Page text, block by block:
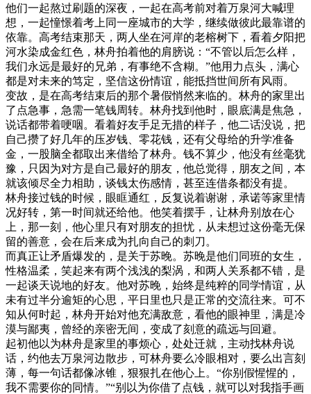
他们一起熬过刷题的深夜，一起在高考前对着万泉河大喊理
想，一起憧憬着考上同一座城市的大学，继续做彼此最靠谱的
依靠。高考结束那天，两人坐在河岸的老榕树下，看着夕阳把
河水染成金红色，林舟拍着他的肩膀说：“不管以后怎么样，
我们永远是最好的兄弟，有事绝不含糊。”他用力点头，满心
都是对未来的笃定，坚信这份情谊，能抵挡世间所有风雨。
变故，是在高考结束后的那个暑假悄然来临的。林舟的家里出
了点急事，急需一笔钱周转。林舟找到他时，眼底满是焦急，
说话都带着哽咽。看着好友手足无措的样子，他二话没说，把
自己攒了好几年的压岁钱、零花钱，还有父母给的升学准备
金，一股脑全都取出来借给了林舟。钱不算少，他没有丝毫犹
豫，只因为对方是自己最好的朋友，他总觉得，朋友之间，本
就该倾尽全力相助，谈钱太伤感情，甚至连借条都没有提。
林舟接过钱的时候，眼眶通红，反复说着谢谢，承诺等家里情
况好转，第一时间就还给他。他笑着摆手，让林舟别放在心
上，那一刻，他心里只有对朋友的担忧，从未想过这份毫无保
留的善意，会在后来成为扎向自己的刺刀。
而真正让矛盾爆发的，是关于苏晚。苏晚是他们同班的女生，
性格温柔，笑起来有两个浅浅的梨涡，和两人关系都不错，是
一起谈天说地的好友。他对苏晚，始终是纯粹的同学情谊，从
未有过半分逾矩的心思，平日里也只是正常的交流往来。可不
知从何时起，林舟开始对他充满敌意，看他的眼神里，满是冷
漠与鄙夷，曾经的亲密无间，变成了刻意的疏远与回避。
起初他以为林舟是家里的事烦心，处处迁就，主动找林舟说
话，约他去万泉河边散步，可林舟要么冷眼相对，要么出言刻
薄，每一句话都像冰锥，狠狠扎在他心上。“你别假惺惺的，
我不需要你的同情。”“别以为你借了点钱，就可以对我指手画